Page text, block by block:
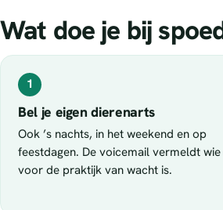
Wat doe je bij
1
Bel je eigen dierenarts
Ook ’s nachts, in het weekend en op
feestdagen. De voicemail vermeldt
voor de praktijk van wacht is.